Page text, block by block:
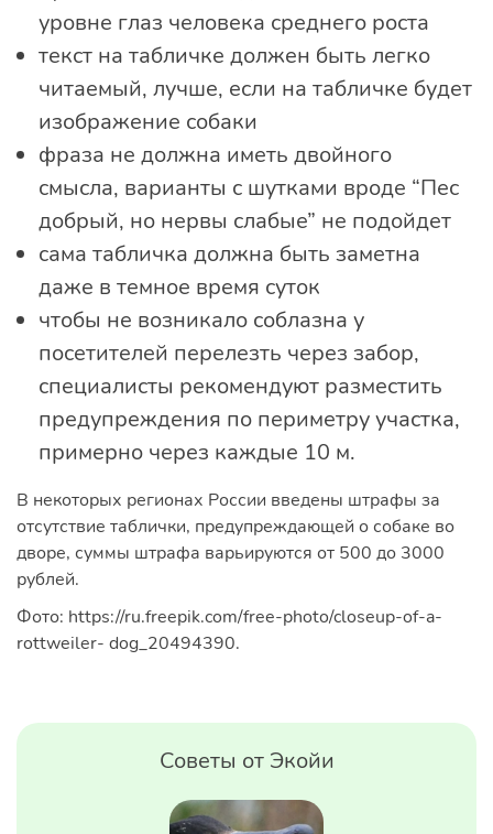
уровне глаз человека среднего роста
текст на табличке должен быть легко
читаемый, лучше, если на табличке будет
изображение собаки
фраза не должна иметь двойного
смысла, варианты с шутками вроде “Пес
добрый, но нервы слабые” не подойдет
сама табличка должна быть заметна
даже в темное время суток
чтобы не возникало соблазна у
посетителей перелезть через забор,
специалисты рекомендуют разместить
предупреждения по периметру участка,
примерно через каждые 10 м.
В некоторых регионах России введены штрафы за
отсутствие таблички, предупреждающей о собаке во
дворе, суммы штрафа варьируются от 500 до 3000
рублей.
Фото: https://ru.freepik.com/free-photo/closeup-of-a-
rottweiler- dog_20494390.
Советы от Экойи